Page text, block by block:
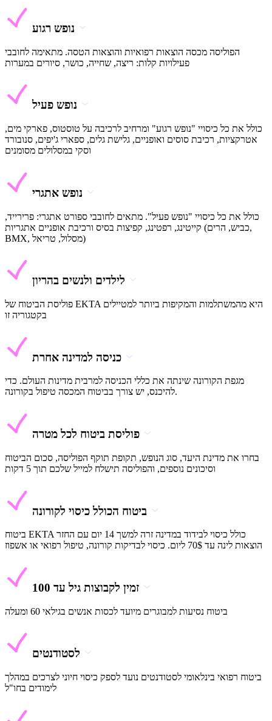
נופש רגוע
הפוליסה מכסה הוצאות רפואיות והוצאות הטסה. מתאימה לחובבי
פעילויות קלות: ריצה, שחייה, כושר, סיורים במערות
נופש פעיל
כולל את כל כיסויי "נופש רגוע" ומרחיב לרכיבה על טוסטוס, פארקי מים,
אטרקציות, רכיבת סוסים ואופניים, גלישת גלים, ספארי ג'יפים, סנובורד
וסקי במסלולים מסומנים
נופש אתגרי
כולל את כל כיסויי "נופש פעיל". מתאים לחובבי ספורט אתגרי: פרירייד,
קייטינג, רפטינג, קפיצות בסיס ורכיבת אופניים אתגריות (כביש, הרים,
BMX, מסלול, טריאל)
לילדים ולנשים בהריון
פוליסת הביטוח של EKTA היא מהמשתלמות והמקיפות ביותר למטיילים
בקטגוריה זו
כניסה למדינה אחרת
מגפת הקורונה שינתה את כללי הכניסה למרבית מדינות העולם. כדי
להיכנס, יש צורך בביטוח המכסה טיפול בקורונה.
פוליסת ביטוח לכל מטרה
בחרו את מדינת היעד, סוג הנופש, תקופת תוקף הפוליסה, סכום הביטוח
וסיכונים נוספים, והפוליסה תישלח למייל שלכם תוך 5 דקות
ביטוח הכולל כיסוי לקורונה
ביטוח EKTA כולל כיסוי לבידוד במדינה זרה למשך 14 יום עם החזר
הוצאות לינה עד 70$ ליום. כיסוי לבדיקות קורונה, טיפול רפואי או אשפוז
זמין לקבוצות גיל עד 100
ביטוח נסיעות למבוגרים מיועד לכסות אנשים בגילאי 60 ומעלה
לסטודנטים
ביטוח רפואי בינלאומי לסטודנטים נועד לספק כיסוי חיוני לצרכים במהלך
לימודים בחו"ל